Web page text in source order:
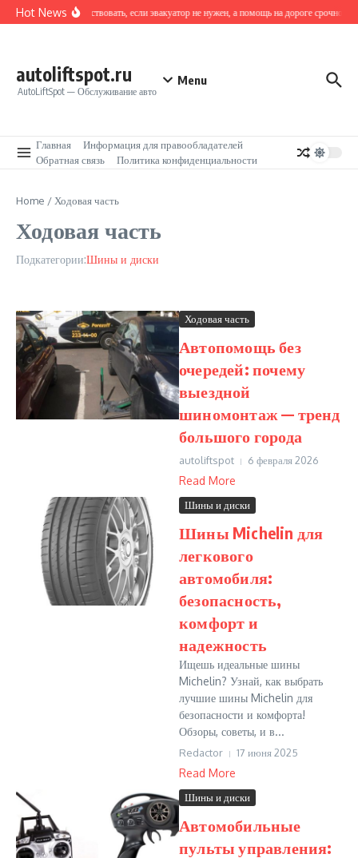
Перейти к содержанию
Hot NewsКак действовать, если эвакуатор не нужен, а помощь на дороге срочно
autoliftspot.ru
AutoLiftSpot — Обслуживание авто
Menu
Главная
Информация для правообладателей
Обратная связь
Политика конфиденциальности
Home / Ходовая часть
Ходовая часть
Подкатегории:Шины и диски
Ходовая часть
Автопомощь без
очередей: почему
выездной
шиномонтаж — тренд
большого города
autoliftspot 6 февраля 2026
Read More
Шины и диски
Шины Michelin для
легкового
автомобиля:
безопасность,
комфорт и
надежность
Ищешь идеальные шины
Michelin? Узнай, как выбрать
лучшие шины Michelin для
безопасности и комфорта!
Обзоры, советы, и в...
Redactor 17 июня 2025
Read More
Шины и диски
Автомобильные
пульты управления: